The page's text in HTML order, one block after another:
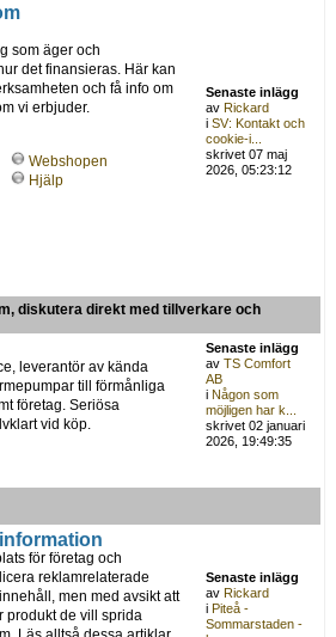
som äger och
det finansieras. Här kan
och få info om
vi erbjuder.
Webshopen
Hjälp
Senaste inlägg
avRickard
iSV: Kontakt och
cookie-i...
skrivet 07 maj
2026, 05:23:12
diskutera direkt med tillverkare och
leverantör av kända
till förmånliga
företag. Seriösa
vid köp.
Senaste inlägg
avTS Comfort
AB
iNågon som
möjligen har k...
skrivet 02 januari
2026, 19:49:35
för företag och
reklamrelaterade
men med avsikt att
produkt de vill sprida
Senaste inlägg
avRickard
iPiteå -
Sommarstaden -